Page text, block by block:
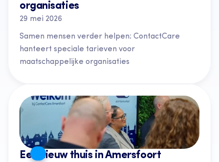
organisaties
29 mei 2026
Samen mensen verder helpen: ContactCare
hanteert speciale tarieven voor
maatschappelijke organisaties
Een nieuw thuis in Amersfoort